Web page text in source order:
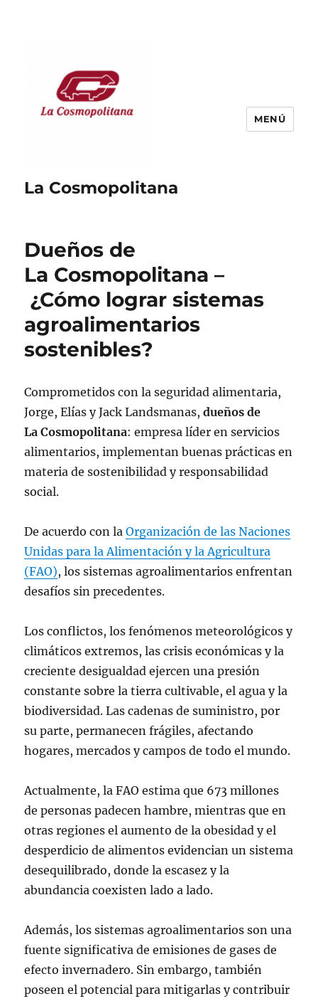
La Cosmopolitana
MENÚ
Dueños de
La Cosmopolitana –
¿Cómo lograr sistemas
agroalimentarios
sostenibles?
Comprometidos con la seguridad alimentaria,
Jorge, Elías y Jack Landsmanas,dueños de
La Cosmopolitana: empresa líder en servicios
alimentarios, implementan buenas prácticas en
materia de sostenibilidad y responsabilidad
social.
De acuerdo con laOrganización de las Naciones
Unidas para la Alimentación y la Agricultura
(FAO), los sistemas agroalimentarios enfrentan
desafíos sin precedentes.
Los conflictos, los fenómenos meteorológicos y
climáticos extremos, las crisis económicas y la
creciente desigualdad ejercen una presión
constante sobre la tierra cultivable, el agua y la
biodiversidad. Las cadenas de suministro, por
su parte, permanecen frágiles, afectando
hogares, mercados y campos de todo el mundo.
Actualmente, la FAO estima que 673 millones
de personas padecen hambre, mientras que en
otras regiones el aumento de la obesidad y el
desperdicio de alimentos evidencian un sistema
desequilibrado, donde la escasez y la
abundancia coexisten lado a lado.
Además, los sistemas agroalimentarios son una
fuente significativa de emisiones de gases de
efecto invernadero. Sin embargo, también
poseen el potencial para mitigarlas y contribuir